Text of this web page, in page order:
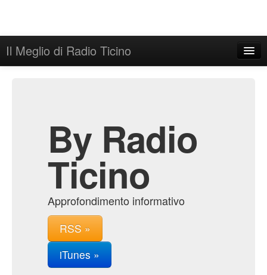
Il Meglio di Radio Ticino
By Radio
Ticino
Approfondimento informativo
RSS »
iTunes »